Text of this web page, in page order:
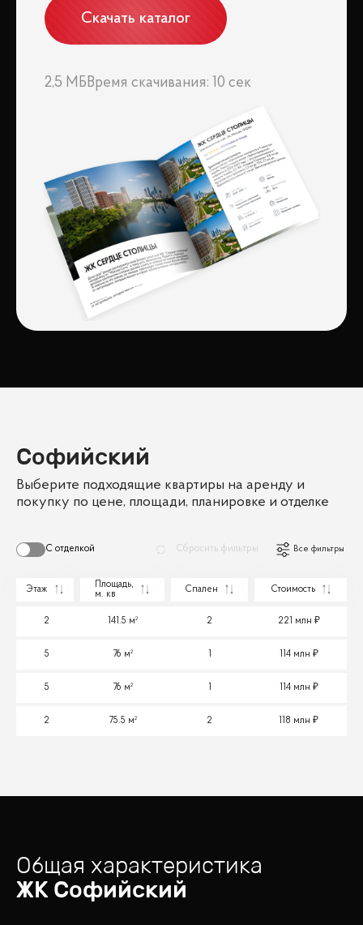
Скачать каталог
2,5 МБ Время скачивания: 10 сек
Софийский
Выберите подходящие квартиры на аренду и
покупку по цене, площади, планировке и отделке
С отделкой Сбросить фильтры Все фильтры
Этаж
Площадь,
м. кв
Спален Стоимость
2 141.5 м² 2 221 млн
5 76 м² 114 млн
5 76 м² 114 млн
2 75.5 м² 2 118 млн
Общая характеристика
ЖК Софийский